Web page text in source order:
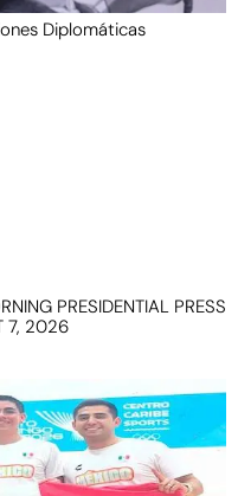
Diplomáticas
PRESIDENTIAL PRESS
7, 2026